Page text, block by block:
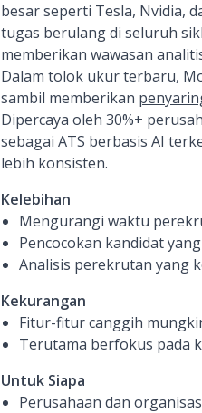
besar seperti Tesla, Nvidia,
tugas berulang di seluruh
memberikan wawasan
Dalam tolok ukur terbaru,
sambil memberikan
Dipercaya oleh 30%+
sebagai ATS berbasis AI
lebih konsisten.
Kelebihan
Mengurangi waktu
Pencocokan kandidat
Analisis perekrutan yang
Kekurangan
Fitur-fitur canggih
Terutama berfokus pada
Untuk Siapa
Perusahaan dan